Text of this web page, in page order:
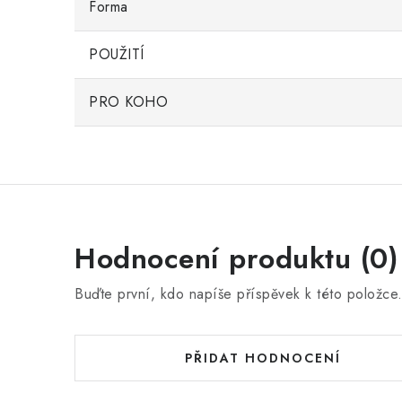
Forma
POUŽITÍ
PRO KOHO
Hodnocení produktu (0)
Buďte první, kdo napíše příspěvek k této položce.
PŘIDAT HODNOCENÍ